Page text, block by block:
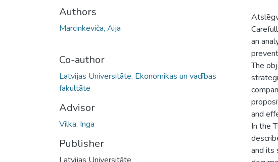
Authors
Marcinkeviča, Aija
Co-author
Latvijas Universitāte. Ekonomikas un vadības
fakultāte
Advisor
Vilka, Inga
Publisher
an
The
and
In the
and its